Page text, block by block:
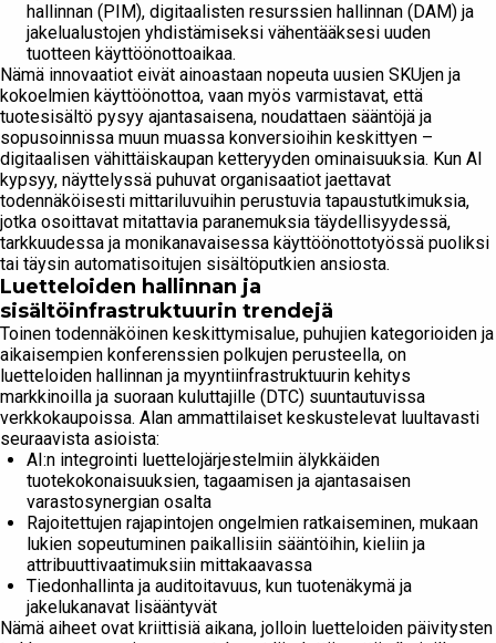
hallinnan (PIM), digitaalisten resurssien hallinnan (DAM) ja
jakelualustojen yhdistämiseksi vähentääksesi uuden
tuotteen käyttöönottoaikaa.
Nämä innovaatiot eivät ainoastaan nopeuta uusien SKUjen ja
kokoelmien käyttöönottoa, vaan myös varmistavat, että
tuotesisältö pysyy ajantasaisena, noudattaen sääntöjä ja
sopusoinnissa muun muassa konversioihin keskittyen –
digitaalisen vähittäiskaupan ketteryyden ominaisuuksia. Kun AI
kypsyy, näyttelyssä puhuvat organisaatiot jaettavat
todennäköisesti mittariluvuihin perustuvia tapaustutkimuksia,
jotka osoittavat mitattavia paranemuksia täydellisyydessä,
tarkkuudessa ja monikanavaisessa käyttöönottotyössä puoliksi
tai täysin automatisoitujen sisältöputkien ansiosta.
Luetteloiden hallinnan ja
sisältöinfrastruktuurin trendejä
Toinen todennäköinen keskittymisalue, puhujien kategorioiden ja
aikaisempien konferenssien polkujen perusteella, on
luetteloiden hallinnan ja myyntiinfrastruktuurin kehitys
markkinoilla ja suoraan kuluttajille (DTC) suuntautuvissa
verkkokaupoissa. Alan ammattilaiset keskustelevat luultavasti
seuraavista asioista:
AI:n integrointi luettelojärjestelmiin älykkäiden
tuotekokonaisuuksien, tagaamisen ja ajantasaisen
varastosynergian osalta
Rajoitettujen rajapintojen ongelmien ratkaiseminen, mukaan
lukien sopeutuminen paikallisiin sääntöihin, kieliin ja
attribuuttivaatimuksiin mittakaavassa
Tiedonhallinta ja auditoitavuus, kun tuotenäkymä ja
jakelukanavat lisääntyvät
Nämä aiheet ovat kriittisiä aikana, jolloin luetteloiden päivitysten